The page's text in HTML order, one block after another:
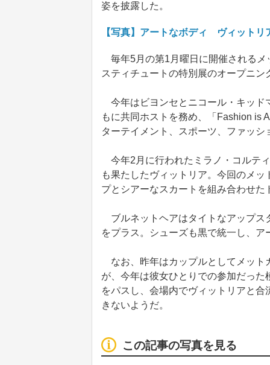
姿を披露した。
【写真】アートなボディ ヴィットリ
毎年5月の第1月曜日に開催されるメ
スティチュートの特別展のオープニ
今年はビヨンセとニコール・キッド
もに共同ホストを務め、「Fashion is
ターテイメント、スポーツ、ファッ
今年2月に行われたミラノ・コルテ
も果たしたヴィットリア。今回のメ
プとシアーなスカートを組み合わせ
ブルネットヘアはタイトなアップス
をプラス。シューズも黒で統一し、
なお、昨年はカップルとしてメット
が、今年は彼女ひとりでの参加だっ
をパスし、会場内でヴィットリアと
きないようだ。
この記事の写真を見る